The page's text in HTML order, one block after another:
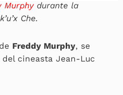
Murphydurante la
Che.
Freddy Murphy, se
cineasta Jean-Luc